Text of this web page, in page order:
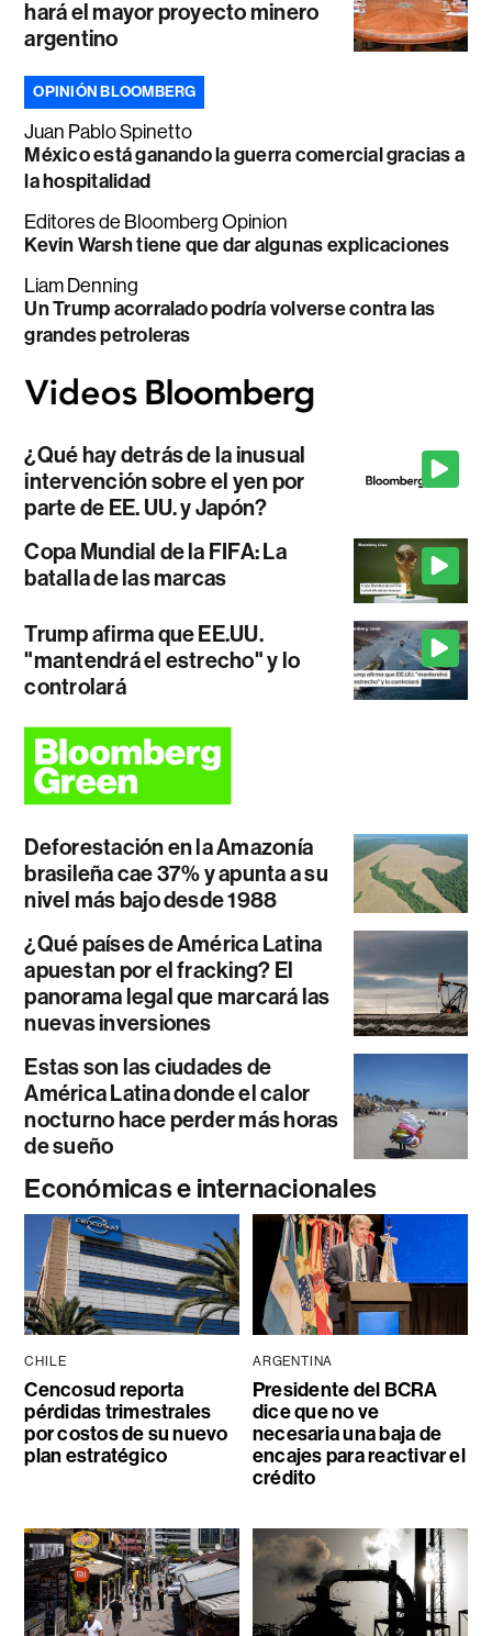
hará el mayor proyecto minero
argentino
OPINIÓN BLOOMBERG
Juan Pablo Spinetto
México está ganando la guerra comercial gracias a
la hospitalidad
Editores de Bloomberg Opinion
Kevin Warsh tiene que dar algunas explicaciones
Liam Denning
Un Trump acorralado podría volverse contra las
grandes petroleras
¿Qué hay detrás de la inusual
intervención sobre el yen por
parte de EE. UU. y Japón?
Copa Mundial de la FIFA: La
batalla de las marcas
Trump afirma que EE.UU.
"mantendrá el estrecho" y lo
controlará
Deforestación en la Amazonía
brasileña cae 37% y apunta a su
nivel más bajo desde 1988
¿Qué países de América Latina
apuestan por el fracking? El
panorama legal que marcará las
nuevas inversiones
Estas son las ciudades de
América Latina donde el calor
nocturno hace perder más horas
de sueño
Económicas e internacionales
CHILE
Cencosud reporta
pérdidas trimestrales
por costos de su nuevo
plan estratégico
ARGENTINA
Presidente del BCRA
dice que no ve
necesaria una baja de
encajes para reactivar el
crédito